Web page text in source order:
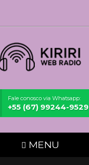
Fale conosco via Whatsapp:
+55 (67) 99244-9529
MENU